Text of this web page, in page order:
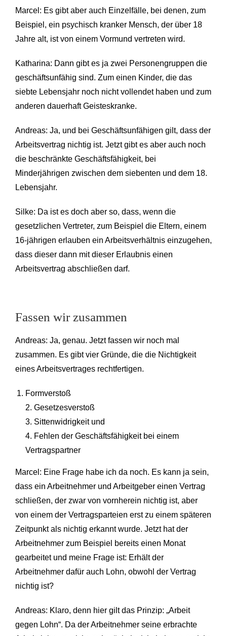
Marcel: Es gibt aber auch Einzelfälle, bei denen, zum
Beispiel, ein psychisch kranker Mensch, der über 18
Jahre alt, ist von einem Vormund vertreten wird.
Katharina: Dann gibt es ja zwei Personengruppen die
geschäftsunfähig sind. Zum einen Kinder, die das
siebte Lebensjahr noch nicht vollendet haben und zum
anderen dauerhaft Geisteskranke.
Andreas: Ja, und bei Geschäftsunfähigen gilt, dass der
Arbeitsvertrag nichtig ist. Jetzt gibt es aber auch noch
die beschränkte Geschäftsfähigkeit, bei
Minderjährigen zwischen dem siebenten und dem 18.
Lebensjahr.
Silke: Da ist es doch aber so, dass, wenn die
gesetzlichen Vertreter, zum Beispiel die Eltern, einem
16-jährigen erlauben ein Arbeitsverhältnis einzugehen,
dass dieser dann mit dieser Erlaubnis einen
Arbeitsvertrag abschließen darf.
Fassen wir zusammen
Andreas: Ja, genau. Jetzt fassen wir noch mal
zusammen. Es gibt vier Gründe, die die Nichtigkeit
eines Arbeitsvertrages rechtfertigen.
Formverstoß
2. Gesetzesverstoß
3. Sittenwidrigkeit und
4. Fehlen der Geschäftsfähigkeit bei einem
Vertragspartner
Marcel: Eine Frage habe ich da noch. Es kann ja sein,
dass ein Arbeitnehmer und Arbeitgeber einen Vertrag
schließen, der zwar von vornherein nichtig ist, aber
von einem der Vertragsparteien erst zu einem späteren
Zeitpunkt als nichtig erkannt wurde. Jetzt hat der
Arbeitnehmer zum Beispiel bereits einen Monat
gearbeitet und meine Frage ist: Erhält der
Arbeitnehmer dafür auch Lohn, obwohl der Vertrag
nichtig ist?
Andreas: Klaro, denn hier gilt das Prinzip: „Arbeit
gegen Lohn“. Da der Arbeitnehmer seine erbrachte